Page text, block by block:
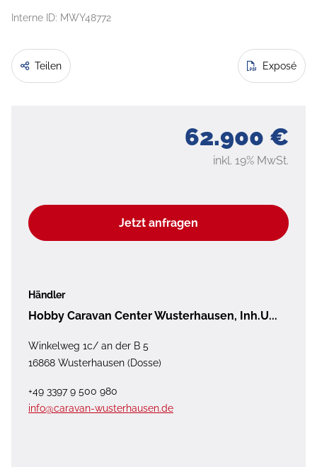
Interne ID: MWY48772
Teilen Exposé
62.900 €
inkl. 19% MwSt.
Jetzt anfragen
Händler
Hobby Caravan Center Wusterhausen, Inh.U...
Winkelweg 1c/ an der B 5
16868 Wusterhausen (Dosse)
+49 3397 9 500 980
info@caravan-wusterhausen.de